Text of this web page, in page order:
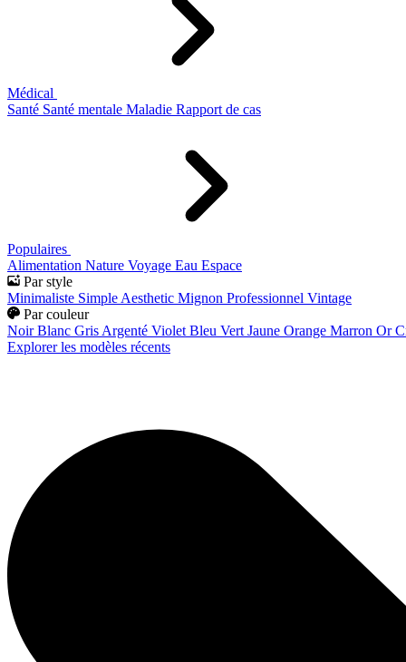
Médical
Santé Santé mentale Maladie Rapport de cas
Populaires
Alimentation Nature Voyage Eau Espace
Par style
Minimaliste Simple Aesthetic Mignon Professionnel Vintage
Par couleur
Noir Blanc Gris Argenté Violet Bleu Vert Jaune Orange Marron Or
Explorer les modèles récents